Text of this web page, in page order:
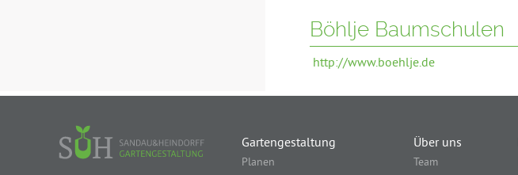
Böhlje Baumschulen
http://www.boehlje.de
Gartengestaltung
Planen
Über uns
Team